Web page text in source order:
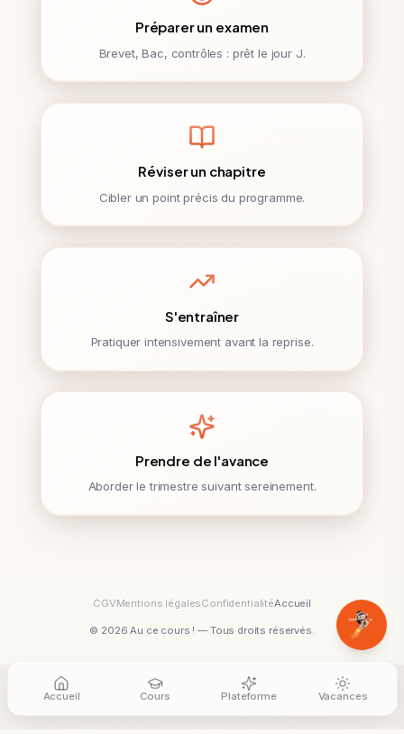
Accueil Cours Plateforme Vacances
Préparer un examen
Brevet, Bac, contrôles : prêt le jour J.
Réviser un chapitre
Cibler un point précis du programme.
S'entraîner
Pratiquer intensivement avant la reprise.
Prendre de l'avance
Aborder le trimestre suivant sereinement.
CGVMentions légalesConfidentialitéAccueil
© 2026 Au ce cours ! — Tous droits réservés.